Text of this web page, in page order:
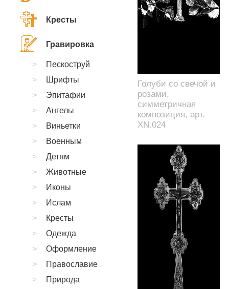
Голуби со свечой и
розами,
симметричная
композиция, арт.
XN.024
Кресты
Гравировка
Пескоструй
Шрифты
Эпитафии
Ангелы
Виньетки
Военным
Детям
Животные
Иконы
Ислам
Кресты
Одежда
Оформление
Православие
Природа